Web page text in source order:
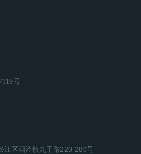
号
江区泗泾镇九干路220-280号